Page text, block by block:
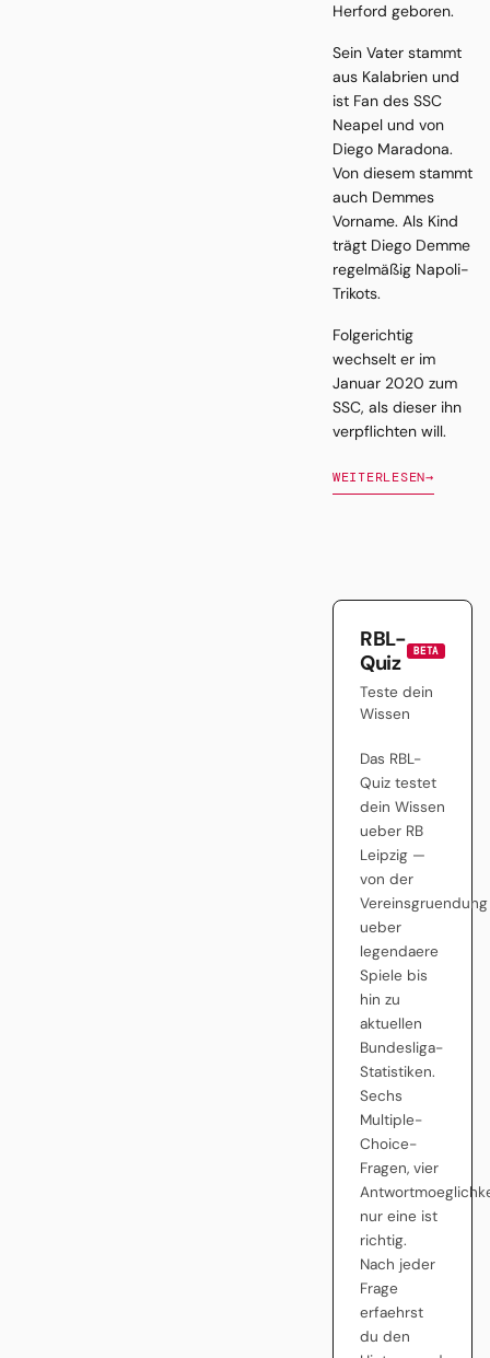
Herford geboren.
Sein Vater stammt
aus Kalabrien und
ist Fan des SSC
Neapel und von
Diego Maradona.
Von diesem stammt
auch Demmes
Vorname. Als Kind
trägt Diego Demme
regelmäßig Napoli-
Trikots.
Folgerichtig
wechselt er im
Januar 2020 zum
SSC, als dieser ihn
verpflichten will.
WEITERLESEN→
RBL-
Quiz
BETA
Teste dein
Wissen
Das RBL-
Quiz testet
dein Wissen
ueber RB
Leipzig —
von der
Vereinsgruendung
ueber
legendaere
Spiele bis
hin zu
aktuellen
Bundesliga-
Statistiken.
Sechs
Multiple-
Choice-
Fragen, vier
nur eine ist
richtig.
Nach jeder
Frage
erfaehrst
du den